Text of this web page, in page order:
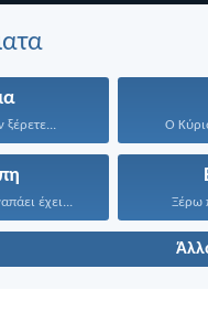
Ο
έχει... Ξέρω